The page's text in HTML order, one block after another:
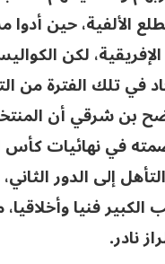
الألفية، حين أدوا
لكن
في تلك الفترة من
بن شرقي أن
في نهائيات كأس
إلى الدور
الكبير فنيا
نادر.